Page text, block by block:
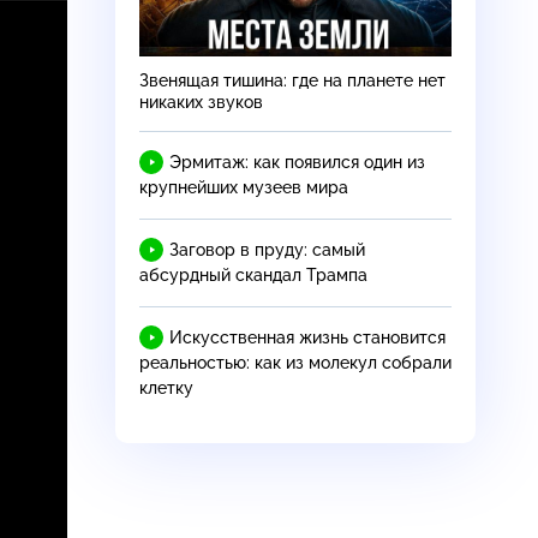
Звенящая тишина: где на планете нет
никаких звуков
Эрмитаж: как появился один из
крупнейших музеев мира
Заговор в пруду: самый
абсурдный скандал Трампа
Искусственная жизнь становится
реальностью: как из молекул собрали
клетку